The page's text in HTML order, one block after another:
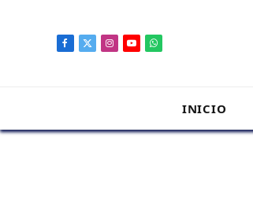
Facebook
X
Instagram
YouTubeWhatsApp
INICIO